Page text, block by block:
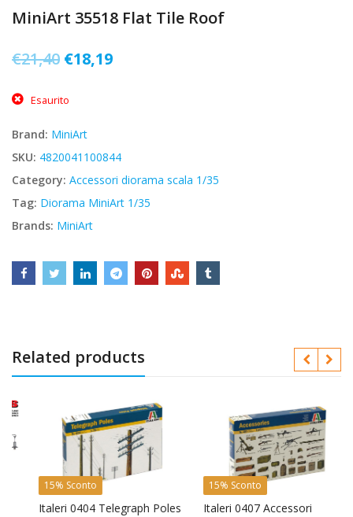
MiniArt 35518 Flat Tile Roof
€21,40 Il
originale
era:
€21,40.
€18,19Il
€18,19.
Esaurito
Brand: MiniArt
SKU: 4820041100844
Category: Accessori diorama scala 1/35
Tag: Diorama MiniArt 1/35
Brands: MiniArt
Related products
15% Sconto
Italeri 0404 Telegraph Poles
15% Sconto
Italeri 0407 Accessori